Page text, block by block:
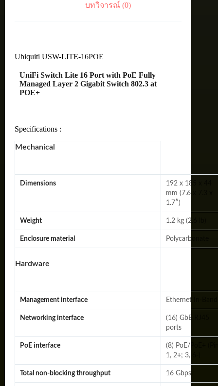
Layer
802.3
POE+
ชิ้น
บทวิจารณ์ (0)
Ubiquiti USW-LITE-16POE
UniFi Switch Lite 16 Port with PoE Fully
Managed Layer 2 Gigabit Switch 802.3 at
POE+
Specifications :
Mechanical
Dimensions
192 x 185 x 44
mm (7.6 x 7.3 x
1.7″)
Weight 1.2 kg (2.6 lb)
Enclosure material Polycarbonate
Hardware
Management interface Ethernet In-Band
Networking interface
(16) GbE RJ45
ports
PoE interface
(8) PoE/PoE+
1, 2+; 3, 6-)
Total non-blocking throughput 16 Gbps